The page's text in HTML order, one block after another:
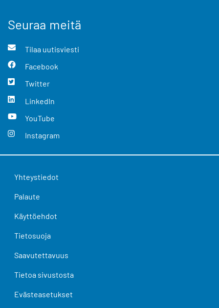
Seuraa meitä
Tilaa uutisviesti
Facebook
Twitter
LinkedIn
YouTube
Instagram
Yhteystiedot
Palaute
Käyttöehdot
Tietosuoja
Saavutettavuus
Tietoa sivustosta
Evästeasetukset